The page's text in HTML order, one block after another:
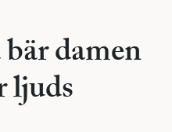
damen
ljuds